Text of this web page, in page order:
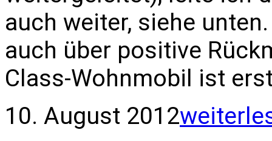
auch weiter, siehe
auch über positive
Class-Wohnmobil ist
10. August 2012